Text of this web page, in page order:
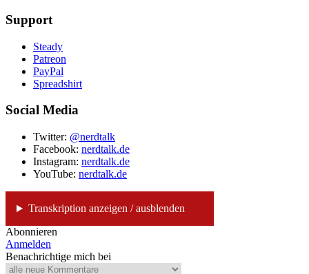
Support
Steady
Patreon
PayPal
Spreadshirt
Social Media
Twitter: @nerdtalk
Facebook: nerdtalk.de
Instagram: nerdtalk.de
YouTube: nerdtalk.de
Transkription anzeigen / ausblenden
Abonnieren
Anmelden
Benachrichtige mich bei